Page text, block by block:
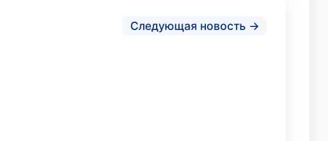
Следующая новость →